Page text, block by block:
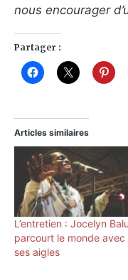
nous encourager
Partager :
Articles similaires
L’entretien : Jocelyn Balu
parcourt le monde avec
ses aigles